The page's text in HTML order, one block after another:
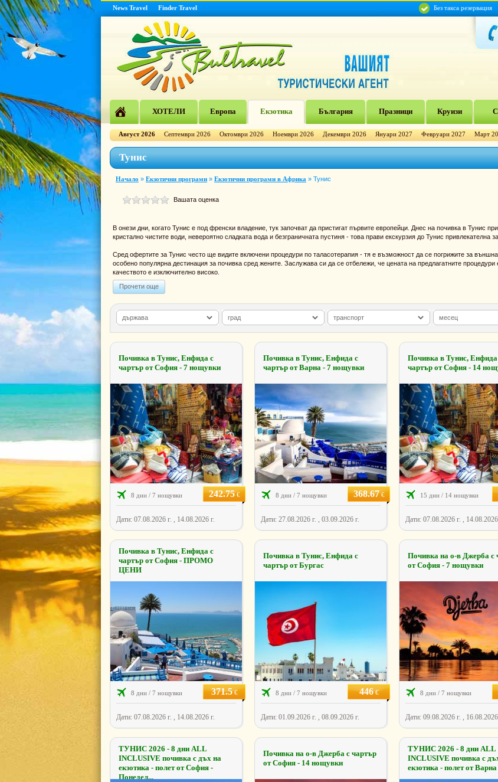
Без такса резервация
News Travel Finder Travel
ХОТЕЛИ Европа Екзотика България Празници Круизи
Август 2026 Септември 2026 Октомври 2026 Ноември 2026 Декември 2026 Януари 2027 Февруари 2027 Март
Тунис
Начало » Екзотични програми » Екзотични програми в Африка » Тунис
Вашата оценка
В онези дни, когато Тунис е под френски владение, тук започват да пристигат първите европейци. Днес на почивка в Тунис
кристално чистите води, невероятно сладката вода и безграничната пустиня - това прави екскурзия до Тунис привлекателна
Сред офертите за Тунис често ще видите включени процедури по таласотерапия - тя е възможност да се погрижите за
особено популярна дестинация за почивка сред жените. Заслужава си да се отбележи, че цената на предлагатните
качеството е изключително високо.
Прочети още
Почивка в Тунис, Енфида с
чартър от София - 7 нощувки
8 дни / 7 нощувки 242.75€
Дати: 07.08.2026 г. , 14.08.2026 г.
Почивка в Тунис, Енфида с
чартър от Варна - 7 нощувки
8 дни / 7 нощувки 368.67€
Дати: 27.08.2026 г. , 03.09.2026 г.
Почивка в Тунис, Енфида
чартър от София - 14
15 дни / 14 нощувки
Дати: 07.08.2026 г. , 14.08.2026
Почивка в Тунис, Енфида с
чартър от София - ПРОМО
ЦЕНИ
8 дни / 7 нощувки 371.5€
Дати: 07.08.2026 г. , 14.08.2026 г.
Почивка в Тунис, Енфида с
чартър от Бургас
8 дни / 7 нощувки 446€
Дати: 01.09.2026 г. , 08.09.2026 г.
Почивка на о-в Джерба с
от София - 7 нощувки
8 дни / 7 нощувки
Дати: 09.08.2026 г. , 16.08.2026
ТУНИС 2026 - 8 дни ALL
INCLUSIVE почивка с дъх на
екзотика - полет от София -
Понедел...
Почивка на о-в Джерба с чартър
от София - 14 нощувки
ТУНИС 2026 - 8 дни ALL
INCLUSIVE почивка с
екзотика - полет от Варна